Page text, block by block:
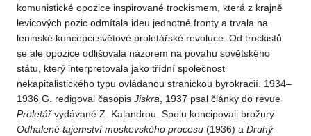
komunistické opozice inspirované trockismem, která z krajně
levicových pozic odmítala ideu jednotné fronty a trvala na
leninské koncepci světové proletářské revoluce. Od trockistů
se ale opozice odlišovala názorem na povahu sovětského
státu, který interpretovala jako třídní společnost
nekapitalistického typu ovládanou stranickou byrokracií. 1934–
1936 G. redigoval časopis Jiskra , 1937 psal články do revue
Proletářvydávané Z. Kalandrou. Spolu koncipovali brožury
Odhalené tajemství moskevského procesu (1936) a Druhý